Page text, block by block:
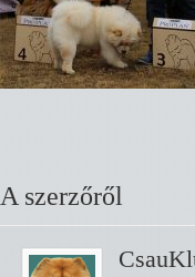
A szerzőről